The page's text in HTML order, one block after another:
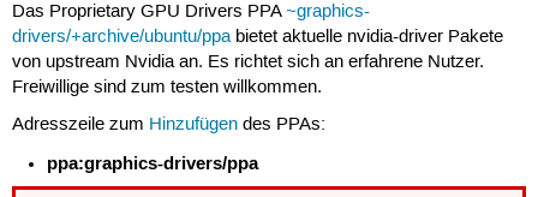
Das Proprietary GPU Drivers PPA~graphics-
drivers/+archive/ubuntu/ppabietet aktuelle nvidia-driver Pakete
von upstream Nvidia an. Es richtet sich an erfahrene Nutzer.
Freiwillige sind zum testen willkommen.
Adresszeile zum Hinzufügendes PPAs:
ppa:graphics-drivers/ppa